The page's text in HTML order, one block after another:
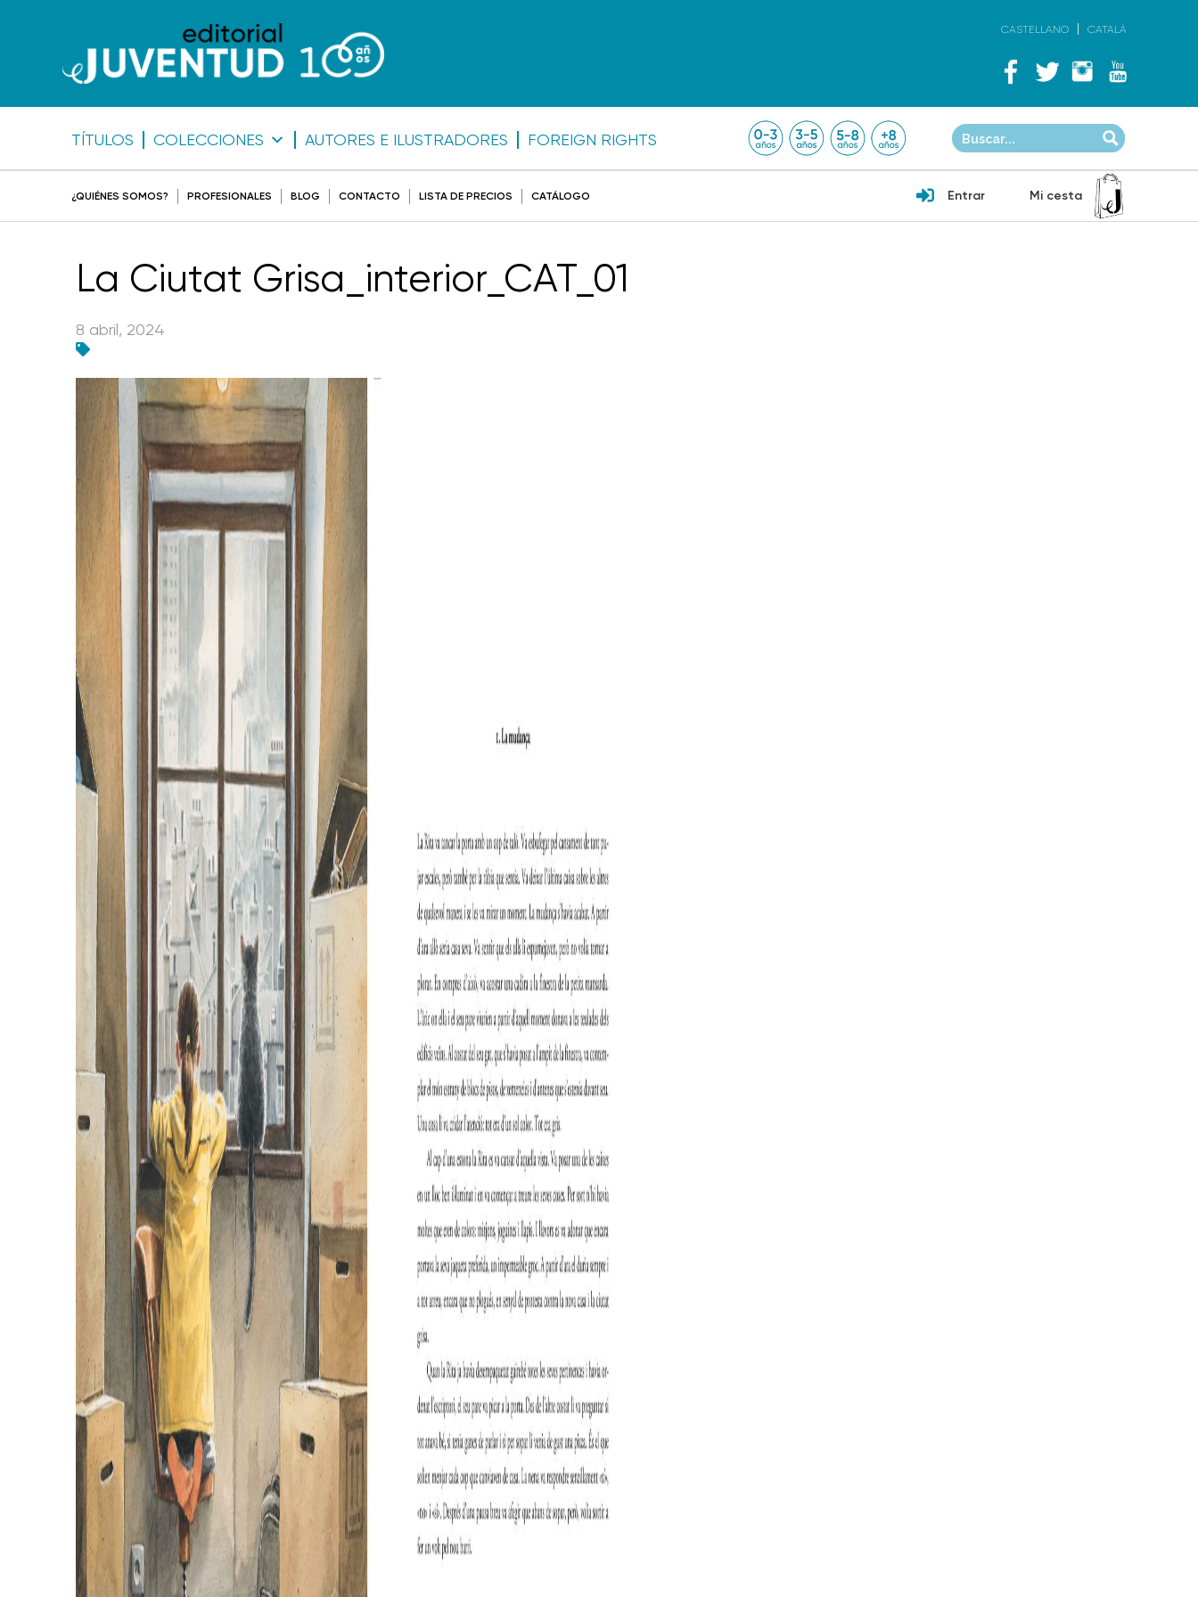
CASTELLANO CATALÀ
TÍTULOS COLECCIONES AUTORES E ILUSTRADORES FOREIGN RIGHTS
¿QUIÉNES SOMOS? PROFESIONALES BLOG CONTACTO LISTA DE PRECIOS CATÁLOGO Entrar Mi cesta
La Ciutat Grisa_interior_CAT_01
8 abril, 2024